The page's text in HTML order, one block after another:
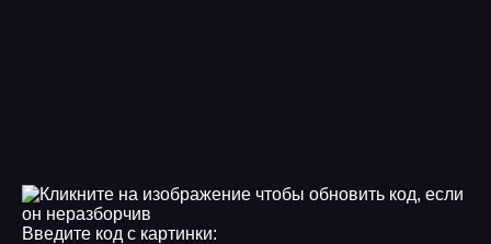
Введите код с картинки: